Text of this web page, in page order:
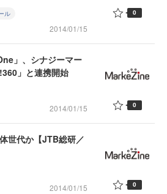
ル
2014/01/15
0
」、シナジーマー
」と連携開始
2014/01/15 0
世代か【JTB総研／
2014/01/15 0